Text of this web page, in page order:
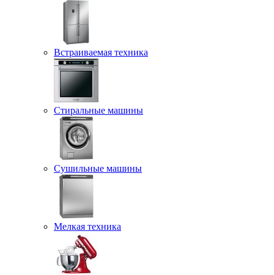
Встраиваемая техника
Стиральные машины
Сушильные машины
Мелкая техника